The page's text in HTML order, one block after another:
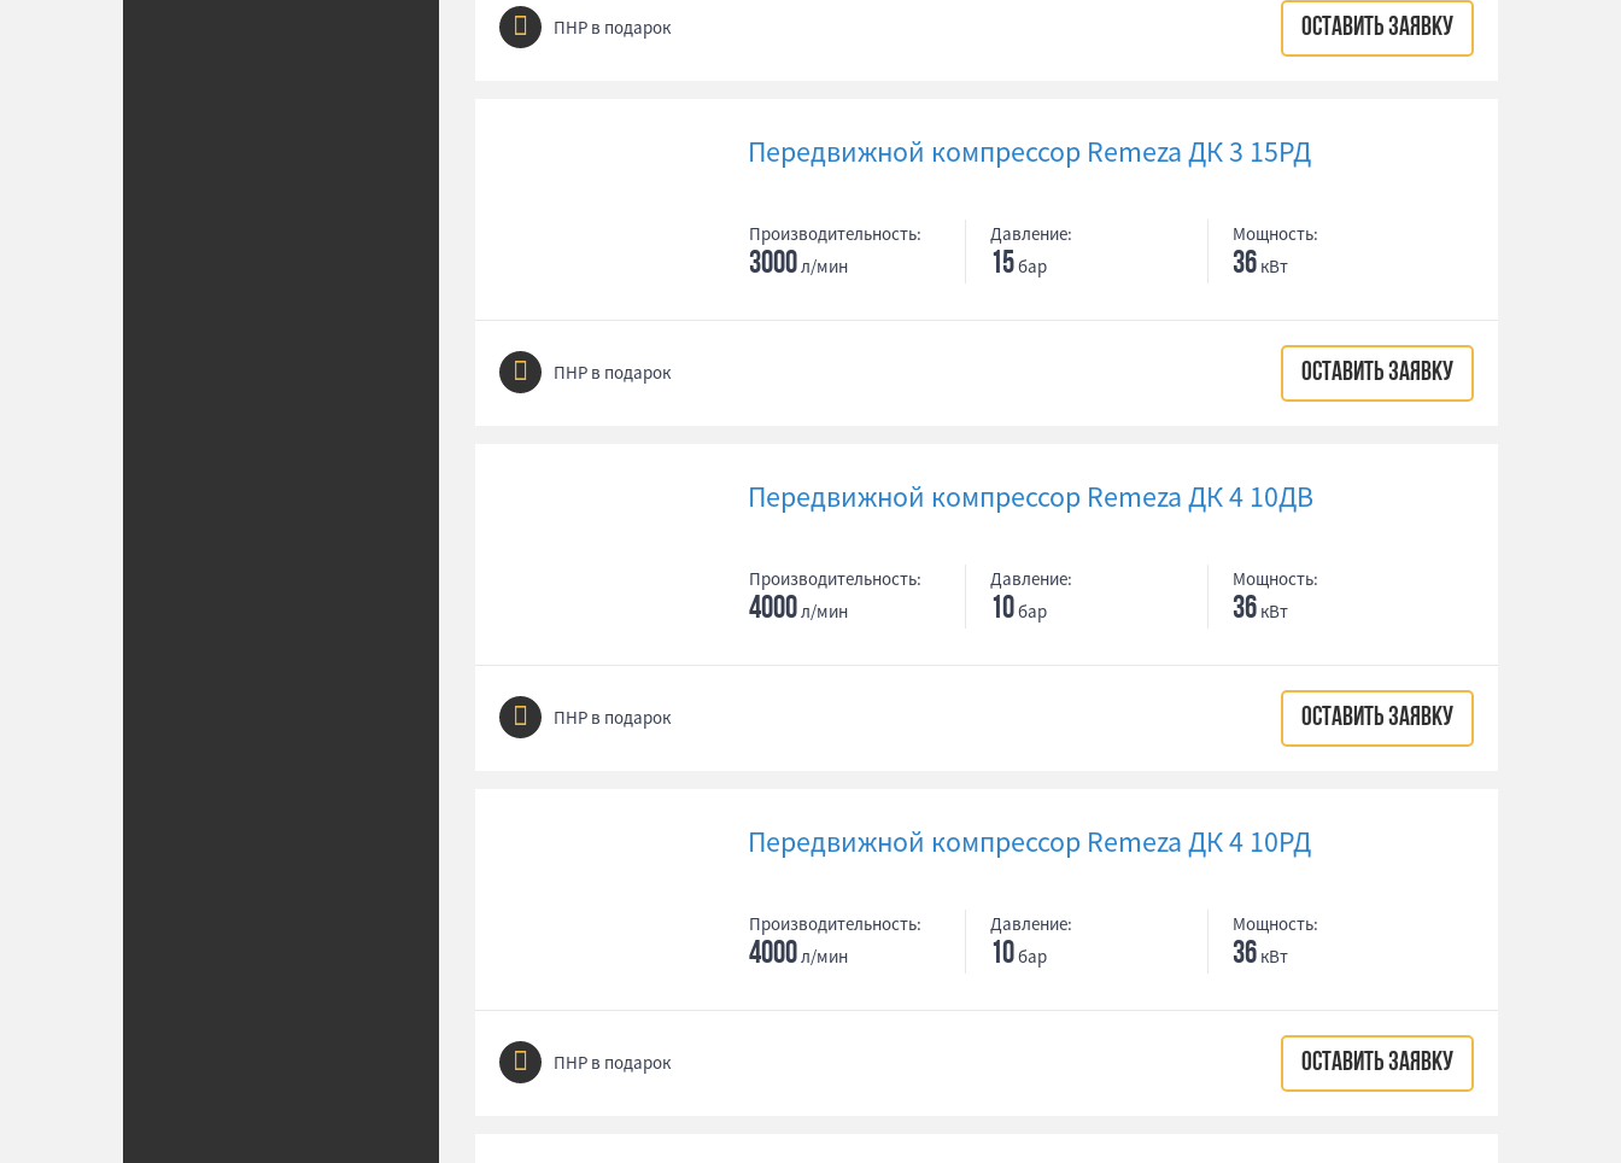
ПНР в подарок ОСТАВИТЬ ЗАЯВКУ
Передвижной компрессор Remeza ДК 3 15РД
Производительность:
3000л/мин
Давление:
15бар
Мощность:
36кВт
ПНР в подарок ОСТАВИТЬ ЗАЯВКУ
Передвижной компрессор Remeza ДК 4 10ДВ
Производительность:
4000л/мин
Давление:
10бар
Мощность:
36кВт
ПНР в подарок ОСТАВИТЬ ЗАЯВКУ
Передвижной компрессор Remeza ДК 4 10РД
Производительность:
4000л/мин
Давление:
10бар
Мощность:
36кВт
ПНР в подарок ОСТАВИТЬ ЗАЯВКУ